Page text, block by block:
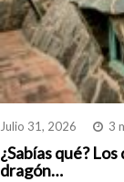
Julio 31, 2026 3
¿Sabías qué?
dragón…